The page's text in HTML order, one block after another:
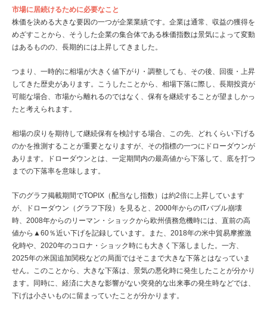
市場に居続けるために必要なこと
株価を決める大きな要因の一つが企業業績です。企業は通常、収益の獲得を
めざすことから、そうした企業の集合体である株価指数は景気によって変動
はあるものの、長期的には上昇してきました。
つまり、一時的に相場が大きく値下がり・調整しても、その後、回復・上昇
してきた歴史があります。こうしたことから、相場下落に際し、長期投資が
可能な場合、市場から離れるのではなく、保有を継続することが望ましかっ
たと考えられます。
相場の戻りを期待して継続保有を検討する場合、この先、どれくらい下げる
のかを推測することが重要となりますが、その指標の一つにドローダウンが
あります。ドローダウンとは、一定期間内の最高値から下落して、底を打つ
までの下落率を意味します。
下のグラフ掲載期間でTOPIX（配当なし指数）は約2倍に上昇しています
が、ドローダウン（グラフ下段）を見ると、2000年からのITバブル崩壊
時、2008年からのリーマン・ショックから欧州債務危機時には、直前の高
値から▲60％近い下げを記録しています。また、2018年の米中貿易摩擦激
化時や、2020年のコロナ・ショック時にも大きく下落しました。一方、
2025年の米国追加関税などの局面ではそこまで大きな下落とはなっていま
せん。このことから、大きな下落は、景気の悪化時に発生したことが分かり
ます。同時に、経済に大きな影響がない突発的な出来事の発生時などでは、
下げは小さいものに留まっていたことが分かります。